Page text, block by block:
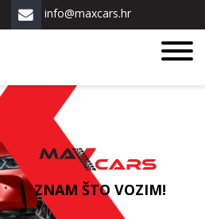
info@maxcars.hr
ZNAM ŠTO VOZIM!